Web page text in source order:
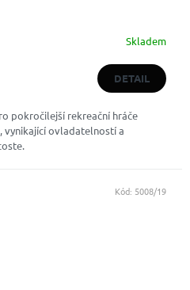
Skladem
DETAIL
pokročilejší rekreační hráče
vynikající ovladatelností a
Kód: 5008/19